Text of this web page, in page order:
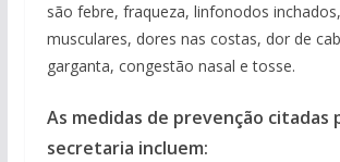
são febre, fraqueza, linfonodos
musculares, dores nas costas, dor de
garganta, congestão nasal e tosse.
As medidas de prevenção citadas
secretaria incluem: